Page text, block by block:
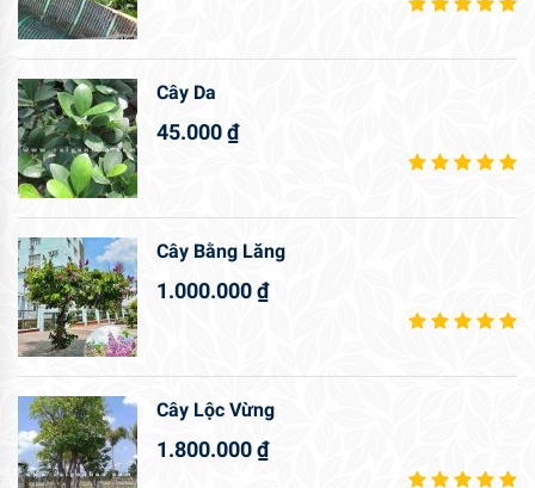
Cây Da
45.000₫
Cây Bằng Lăng
1.000.000₫
Cây Lộc Vừng
1.800.000₫